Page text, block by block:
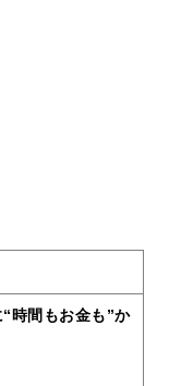
時間もお金も”か